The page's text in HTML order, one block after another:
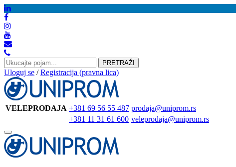
PRETRAŽI
Uloguj se /Registracija (pravna lica)
VELEPRODAJA +381 69 56 55 487 prodaja@uniprom.rs
+381 11 31 61 600 veleprodaja@uniprom.rs
Toggle
navigation